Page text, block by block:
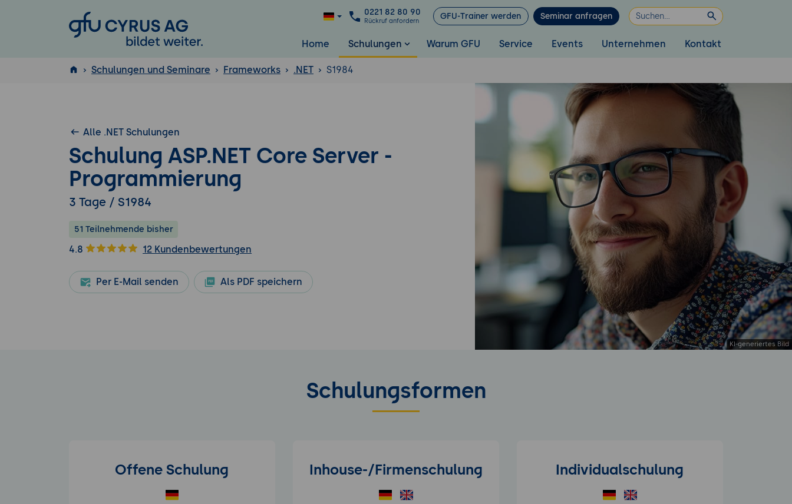
GFU Cyrus AG
0221 82 80 90
Rückruf anfordern GFU-Trainer werden Seminar anfragen
Home Schulungen Warum GFU Service Events Unternehmen Kontakt
ISTQB
Schulungen und Seminare Frameworks .NET S1984
Alle .NET Schulungen
Schulung ASP.NET Core Server -
Programmierung
3 Tage / S1984
51 Teilnehmende bisher
4.8 12 Kundenbewertungen
Per E-Mail senden Als PDF speichern
Schulungsformen
Offene Schulung Inhouse-/Firmenschulung Individualschulung